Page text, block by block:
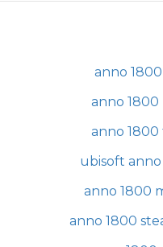
anno
anno 1800
anno 1800
ubisoft anno
anno 1800
anno 1800